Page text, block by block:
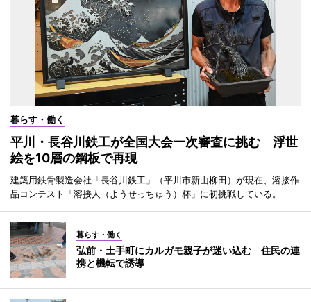
暮らす・働く
平川・長谷川鉄工が全国大会一次審査に挑む 浮世
絵を10層の鋼板で再現
建築用鉄骨製造会社「長谷川鉄工」（平川市新山柳田）が現在、溶接作
品コンテスト「溶接人（ようせっちゅう）杯」に初挑戦している。
暮らす・働く
弘前・土手町にカルガモ親子が迷い込む 住民の連
携と機転で誘導